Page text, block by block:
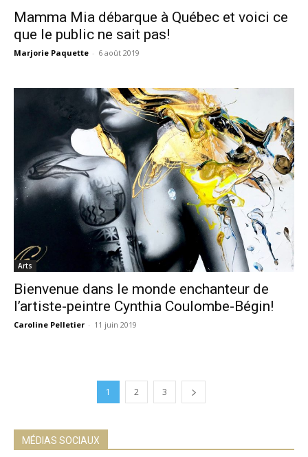
Mamma Mia débarque à Québec et voici ce
que le public ne sait pas!
Marjorie Paquette - 6 août 2019
Arts
Bienvenue dans le monde enchanteur de
l’artiste-peintre Cynthia Coulombe-Bégin!
Caroline Pelletier - 11 juin 2019
1 2 3
MÉDIAS SOCIAUX